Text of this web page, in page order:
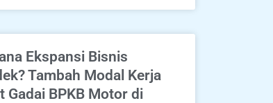
Ekspansi Bisnis
Tambah Modal Kerja
Gadai BPKB Motor di